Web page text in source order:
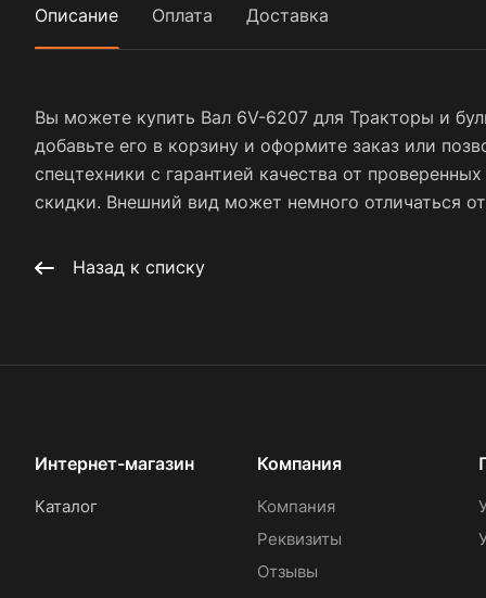
Описание Оплата Доставка
Вы можете купить Вал 6V-6207 для Тракторы и
добавьте его в корзину и оформите заказ или
спецтехники с гарантией качества от
скидки. Внешний вид может немного отличаться
Назад к списку
Интернет-магазин
Каталог
Компания
Компания
Реквизиты
Отзывы